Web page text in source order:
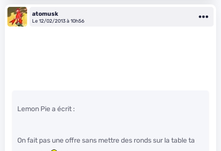
atomusk
Le 12/02/2013 à 10h56
Lemon Pie a écrit :
On fait pas une offre sans mettre des ronds sur la table ta